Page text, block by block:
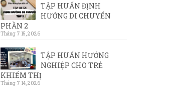
TẬP HUẤN ĐỊNH
HƯỚNG DI CHUYỂN
PHẦN 2
Tháng 7 15, 2026
TẬP HUẤN HƯỚNG
NGHIỆP CHO TRẺ
KHIẾM THỊ
Tháng 7 14, 2026